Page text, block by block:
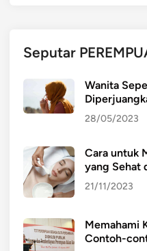
Seputar
Wanita
28/05/2023
Cara untuk
yang Sehat
21/11/2023
Memahami
Contoh-